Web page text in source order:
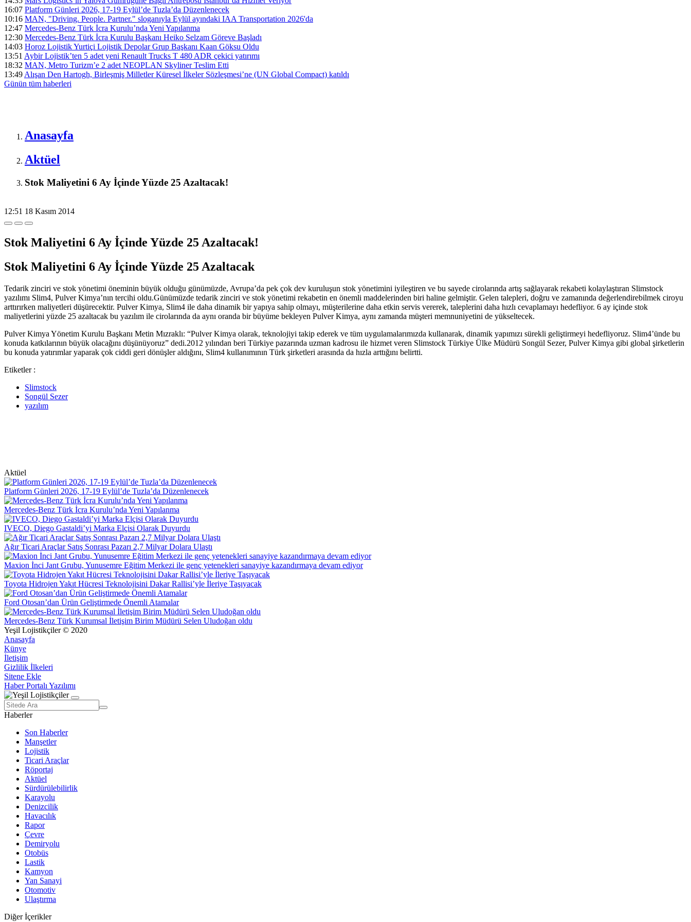
16:07 Platform Günleri 2026, 17-19 Eylül’de Tuzla’da Düzenlenecek
10:16 MAN, "Driving. People. Partner." sloganıyla Eylül ayındaki IAA Transportation 2026'da
12:47 Mercedes-Benz Türk İcra Kurulu’nda Yeni Yapılanma
12:30 Mercedes-Benz Türk İcra Kurulu Başkanı Heiko Selzam Göreve Başladı
14:03 Horoz Lojistik Yurtiçi Lojistik Depolar Grup Başkanı Kaan Göksu Oldu
13:51 Aybir Lojistik’ten 5 adet yeni Renault Trucks T 480 ADR çekici yatırımı
18:32 MAN, Metro Turizm’e 2 adet NEOPLAN Skyliner Teslim Etti
13:49 Alışan Den Hartogh, Birleşmiş Milletler Küresel İlkeler Sözleşmesi’ne (UN Global Compact) katıldı
Günün tüm haberleri
Anasayfa
Aktüel
Stok Maliyetini 6 Ay İçinde Yüzde 25 Azaltacak!
12:51 18 Kasım 2014
Stok Maliyetini 6 Ay İçinde Yüzde 25 Azaltacak!
Stok Maliyetini 6 Ay İçinde Yüzde 25 Azaltacak
Tedarik zinciri ve stok yönetimi öneminin büyük olduğu günümüzde, Avrupa’da pek çok dev kuruluşun stok yönetimini iyileştiren ve bu sayede cirolarında artış sağlayarak rekabeti kolaylaştıran Slimstock
yazılımı Slim4, Pulver Kimya’nın tercihi oldu.Günümüzde tedarik zinciri ve stok yönetimi rekabetin en önemli maddelerinden biri haline gelmiştir. Gelen talepleri, doğru ve zamanında değerlendirebilmek ciroyu
arttırırken maliyetleri düşürecektir. Pulver Kimya, Slim4 ile daha dinamik bir yapıya sahip olmayı, müşterilerine daha etkin servis vererek, taleplerini daha hızlı cevaplamayı hedefliyor. 6 ay içinde stok
maliyetlerini yüzde 25 azaltacak bu yazılım ile cirolarında da aynı oranda bir büyüme bekleyen Pulver Kimya, aynı zamanda müşteri memnuniyetini de yükseltecek.
Pulver Kimya Yönetim Kurulu Başkanı Metin Mızraklı: “Pulver Kimya olarak, teknolojiyi takip ederek ve tüm uygulamalarımızda kullanarak, dinamik yapımızı sürekli geliştirmeyi hedefliyoruz. Slim4’ünde bu
konuda katkılarının büyük olacağını düşünüyoruz” dedi.2012 yılından beri Türkiye pazarında uzman kadrosu ile hizmet veren Slimstock Türkiye Ülke Müdürü Songül Sezer, Pulver Kimya gibi global şirketlerin
bu konuda yatırımlar yaparak çok ciddi geri dönüşler aldığını, Slim4 kullanımının Türk şirketleri arasında da hızla arttığını belirtti.
Etiketler :
Slimstock
Songül Sezer
yazılım
Aktüel
Platform Günleri 2026, 17-19 Eylül’de Tuzla’da Düzenlenecek
Mercedes-Benz Türk İcra Kurulu’nda Yeni Yapılanma
IVECO, Diego Gastaldi’yi Marka Elçisi Olarak Duyurdu
Ağır Ticari Araçlar Satış Sonrası Pazarı 2,7 Milyar Dolara Ulaştı
Maxion İnci Jant Grubu, Yunusemre Eğitim Merkezi ile genç yetenekleri sanayiye kazandırmaya devam ediyor
Toyota Hidrojen Yakıt Hücresi Teknolojisini Dakar Rallisi’yle İleriye Taşıyacak
Ford Otosan’dan Ürün Geliştirmede Önemli Atamalar
Mercedes-Benz Türk Kurumsal İletişim Birim Müdürü Selen Uludoğan oldu
Yeşil Lojistikçiler © 2020
Anasayfa
Künye
İletişim
Gizlilik İlkeleri
Sitene Ekle
Haber Portalı Yazılımı
Haberler
Son Haberler
Manşetler
Lojistik
Ticari Araçlar
Röportaj
Aktüel
Sürdürülebilirlik
Karayolu
Denizcilik
Havacılık
Rapor
Çevre
Demiryolu
Otobüs
Lastik
Kamyon
Yan Sanayi
Otomotiv
Ulaştırma
Diğer İçerikler